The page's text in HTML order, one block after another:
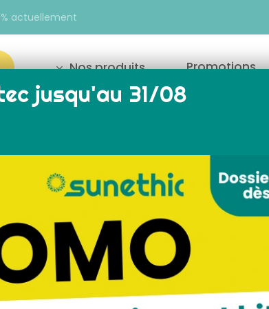
actuellement
Nos produits Promotions
installation panneau
Affichage de 1–18
jusqu'au 31/08